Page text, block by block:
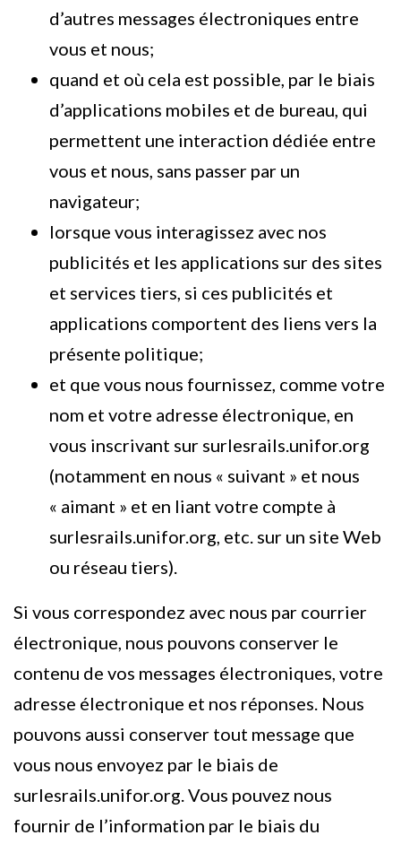
d’autres messages électroniques entre
vous et nous;
quand et où cela est possible, par le biais
d’applications mobiles et de bureau, qui
permettent une interaction dédiée entre
vous et nous, sans passer par un
navigateur;
lorsque vous interagissez avec nos
publicités et les applications sur des sites
et services tiers, si ces publicités et
applications comportent des liens vers la
présente politique;
et que vous nous fournissez, comme votre
nom et votre adresse électronique, en
vous inscrivant sur surlesrails.unifor.org
(notamment en nous « suivant » et nous
« aimant » et en liant votre compte à
surlesrails.unifor.org, etc. sur un site Web
ou réseau tiers).
Si vous correspondez avec nous par courrier
électronique, nous pouvons conserver le
contenu de vos messages électroniques, votre
adresse électronique et nos réponses. Nous
pouvons aussi conserver tout message que
vous nous envoyez par le biais de
surlesrails.unifor.org. Vous pouvez nous
fournir de l’information par le biais du